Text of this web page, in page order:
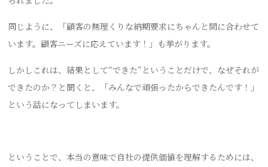
同じように、「顧客の無理くりな納期要求にちゃんと間に合わせて
います。顧客ニーズに応えています！」も挙がります。
しかしこれは、結果として“できた”ということだけで、なぜそれが
できたのか？と聞くと、「みんなで頑張ったからできたんです！」
という話になってしまいます。
ということで、本当の意味で自社の提供価値を理解するためには、